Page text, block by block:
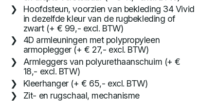
Hoofdsteun, voorzien van bekleding 34 Vivid
in dezelfde kleur van de rugbekleding of
zwart (+ € 99,- excl. BTW)
4D armleuningen met polypropyleen
armoplegger (+ € 27,- excl. BTW)
Armleggers van polyurethaanschuim (+ €
18,- excl. BTW)
Kleerhanger (+ € 65,- excl. BTW)
Zit- en rugschaal, mechanisme